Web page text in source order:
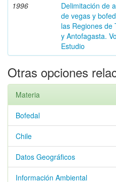
1996
Delimitación de
de vegas y
las Regiones de
y Antofagasta.
Estudio
Otras opciones
Materia
Bofedal
Chile
Datos Geográficos
Información Ambiental